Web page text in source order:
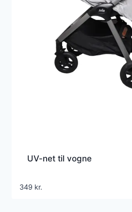
UV-net til vogne
349 kr.